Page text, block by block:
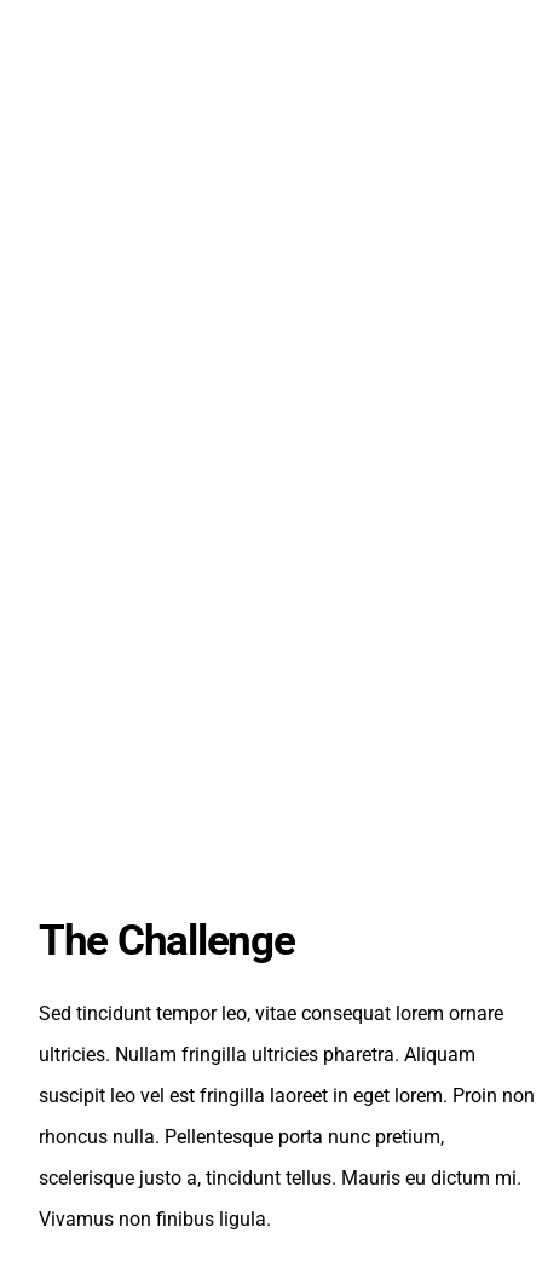
The Challenge
Sed tincidunt tempor leo, vitae consequat lorem ornare
ultricies. Nullam fringilla ultricies pharetra. Aliquam
suscipit leo vel est fringilla laoreet in eget lorem. Proin non
rhoncus nulla. Pellentesque porta nunc pretium,
scelerisque justo a, tincidunt tellus. Mauris eu dictum mi.
Vivamus non finibus ligula.